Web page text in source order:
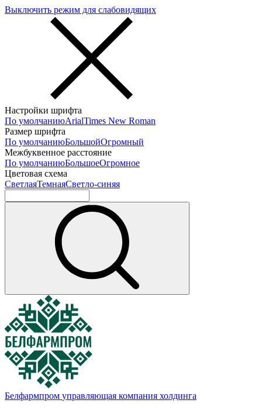
Выключить режим для слабовидящих
Настройки шрифта
По умолчаниюArialTimes New Roman
Размер шрифта
По умолчаниюБольшойОгромный
Межбуквенное расстояние
По умолчаниюБольшоеОгромное
Цветовая схема
СветлаяТемнаяСветло-синяя
Белфармпром управляющая компания холдинга